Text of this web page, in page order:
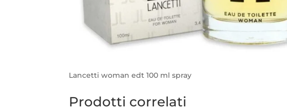
Lancetti woman edt 100 ml spray
Prodotti correlati